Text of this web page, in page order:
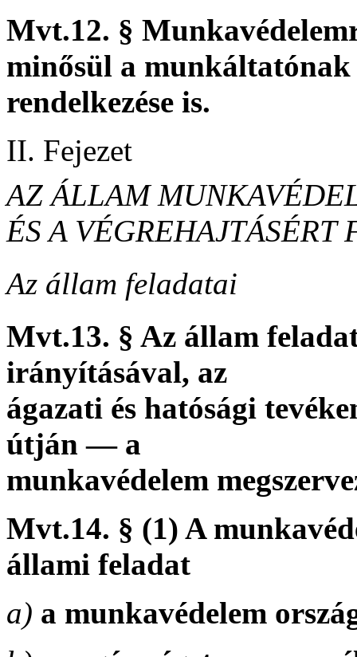
Mvt.12. §
minősül a munkáltatónak
rendelkezése is.
II. Fejezet
AZ ÁLLAM
ÉS A VÉGREHAJTÁSÉRT
Az állam feladatai
Mvt.13. § Az állam
irányításával, az
ágazati és hatósági
útján — a
munkavédelem
Mvt.14. § (1) A
állami feladat
a) a munkavédelem